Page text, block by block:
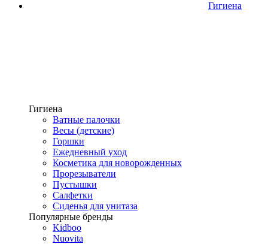
Гигиена
Гигиена
Ватные палочки
Весы (детские)
Горшки
Ежедневный уход
Косметика для новорожденных
Прорезыватели
Пустышки
Салфетки
Сиденья для унитаза
Популярные бренды
Kidboo
Nuovita